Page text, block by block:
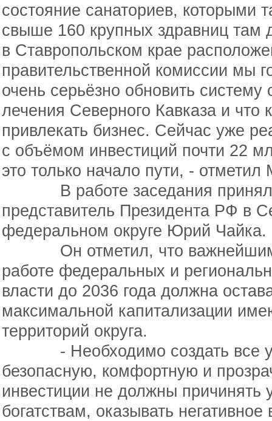
состояние санаториев, которыми
свыше 160 крупных здравниц там
в Ставропольском крае
правительственной комиссии мы
очень серьёзно обновить систему
лечения Северного Кавказа и что
привлекать бизнес. Сейчас уже
с объёмом инвестиций почти 22
это только начало пути, -
В работе заседания принял
представитель Президента РФ в
федеральном округе Юрий Чайка.
Он отметил, что важнейшим
работе федеральных и
власти до 2036 года должна
максимальной капитализации
территорий округа.
- Необходимо создать все
безопасную, комфортную и
инвестиции не должны
богатствам, оказывать